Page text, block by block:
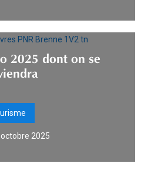
2025 dont on se
2025